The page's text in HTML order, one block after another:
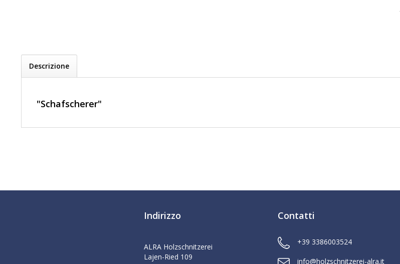
Descrizione
"Schafscherer"
Indirizzo
ALRA Holzschnitzerei
Lajen-Ried 109
Contatti
+39 3386003524
info@holzschnitzerei-alra.it